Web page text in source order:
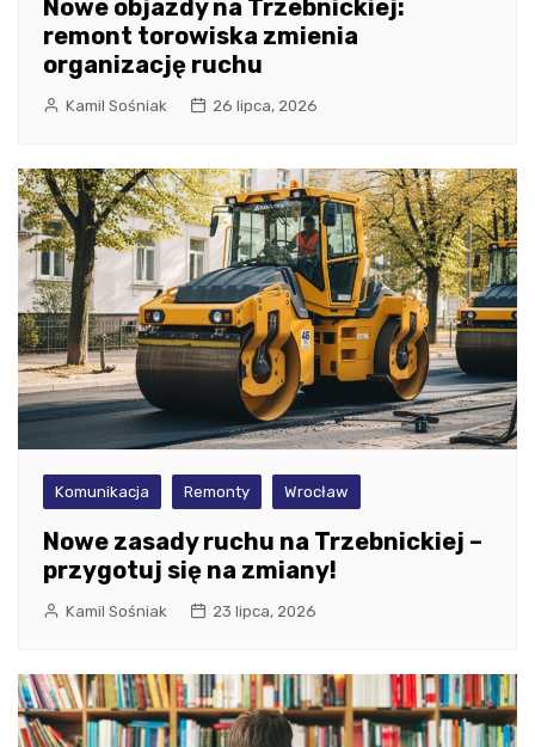
Nowe objazdy na Trzebnickiej:
remont torowiska zmienia
organizację ruchu
Kamil Sośniak 26 lipca, 2026
Komunikacja Remonty Wrocław
Nowe zasady ruchu na Trzebnickiej –
przygotuj się na zmiany!
Kamil Sośniak 23 lipca, 2026